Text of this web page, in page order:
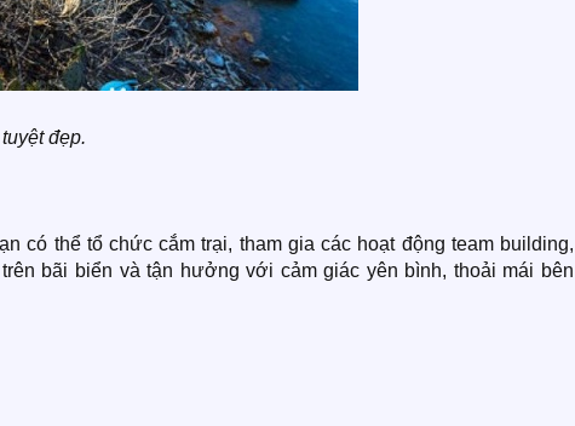
đẹp.
có thể tổ chức cắm trại, tham gia các hoạt động team building,
bãi biển và tận hưởng với cảm giác yên bình, thoải mái bên